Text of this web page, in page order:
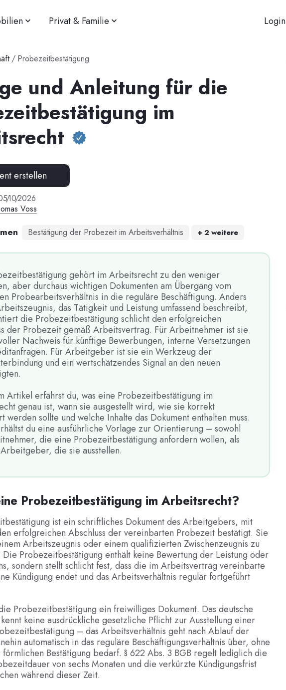
Privat & Familie Login
/ Probezeitbestätigung
und Anleitung für die
im
erstellen
/10/2026
Voss
Bestätigung der Probezeit im Arbeitsverhältnis +2 weitere
gehört im Arbeitsrecht zu den weniger
aber durchaus wichtigen Dokumenten am Übergang vom
Probearbeitsverhältnis in die reguläre Beschäftigung. Anders
das Tätigkeit und Leistung umfassend beschreibt,
die Probezeitbestätigung schlicht den erfolgreichen
der Probezeit gemäß Arbeitsvertrag. Für Arbeitnehmer ist sie
Nachweis für künftige Bewerbungen, interne Versetzungen
Für Arbeitgeber ist sie ein Werkzeug der
und ein wertschätzendes Signal an den neuen
Artikel erfährst du, was eine Probezeitbestätigung im
genau ist, wann sie ausgestellt wird, wie sie korrekt
werden sollte und welche Inhalte das Dokument enthalten muss.
du eine ausführliche Vorlage zur Orientierung – sowohl
die eine Probezeitbestätigung anfordern wollen, als
die sie ausstellen.
Probezeitbestätigung im Arbeitsrecht?
ist ein schriftliches Dokument des Arbeitgebers, mit
erfolgreichen Abschluss der vereinbarten Probezeit bestätigt. Sie
Arbeitszeugnis oder einem qualifizierten Zwischenzeugnis zu
Die Probezeitbestätigung enthält keine Bewertung der Leistung oder
sondern stellt schlicht fest, dass die im Arbeitsvertrag vereinbarte
Kündigung endet und das Arbeitsverhältnis regulär fortgeführt
Probezeitbestätigung ein freiwilliges Dokument. Das deutsche
keine ausdrückliche gesetzliche Pflicht zur Ausstellung einer
– das Arbeitsverhältnis geht nach Ablauf der
automatisch in das reguläre Beschäftigungsverhältnis über, ohne
förmlichen Bestätigung bedarf. § 622 Abs. 3 BGB regelt lediglich die
von sechs Monaten und die verkürzte Kündigungsfrist
während dieser Zeit.